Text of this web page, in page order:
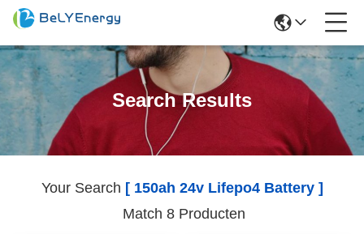
Search Results
Your Search [ 150ah 24v Lifepo4 Battery ]
Match 8 Producten